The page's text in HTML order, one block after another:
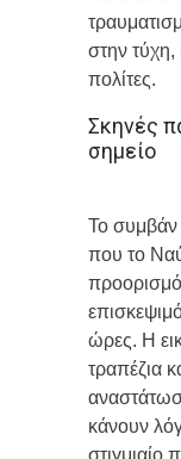
στην
πολίτες.
Σκηνές
σημείο
Το συμβάν
που το
ώρες. Η
τραπέζια
κάνουν
στιγμιαίο